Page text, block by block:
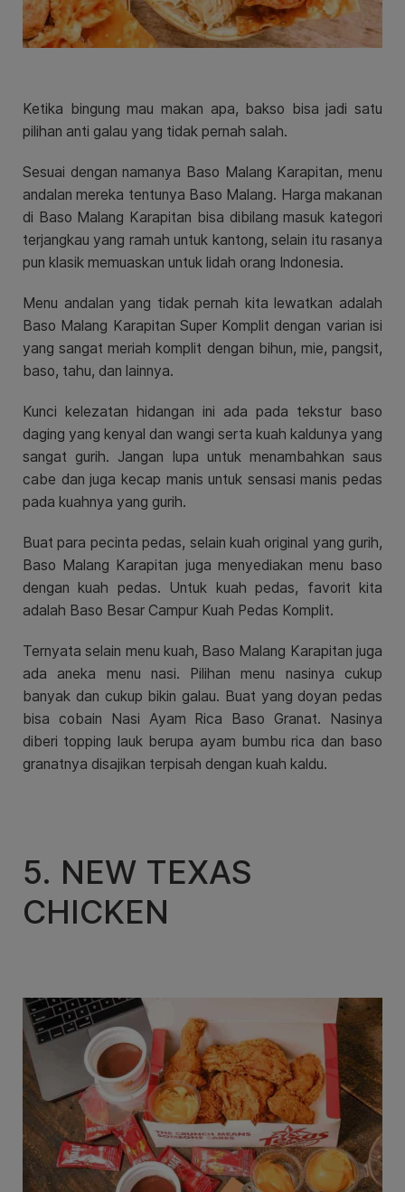
Ketika bingung mau makan apa, bakso bisa jadi satu
pilihan anti galau yang tidak pernah salah.
Sesuai dengan namanya Baso Malang Karapitan, menu
andalan mereka tentunya Baso Malang. Harga makanan
di Baso Malang Karapitan bisa dibilang masuk kategori
terjangkau yang ramah untuk kantong, selain itu rasanya
pun klasik memuaskan untuk lidah orang Indonesia.
Menu andalan yang tidak pernah kita lewatkan adalah
Baso Malang Karapitan Super Komplit dengan varian isi
yang sangat meriah komplit dengan bihun, mie, pangsit,
baso, tahu, dan lainnya.
Kunci kelezatan hidangan ini ada pada tekstur baso
daging yang kenyal dan wangi serta kuah kaldunya yang
sangat gurih. Jangan lupa untuk menambahkan saus
cabe dan juga kecap manis untuk sensasi manis pedas
pada kuahnya yang gurih.
Buat para pecinta pedas, selain kuah original yang gurih,
Baso Malang Karapitan juga menyediakan menu baso
dengan kuah pedas. Untuk kuah pedas, favorit kita
adalah Baso Besar Campur Kuah Pedas Komplit.
Ternyata selain menu kuah, Baso Malang Karapitan juga
ada aneka menu nasi. Pilihan menu nasinya cukup
banyak dan cukup bikin galau. Buat yang doyan pedas
bisa cobain Nasi Ayam Rica Baso Granat. Nasinya
diberi topping lauk berupa ayam bumbu rica dan baso
granatnya disajikan terpisah dengan kuah kaldu.
5. NEW TEXAS
CHICKEN